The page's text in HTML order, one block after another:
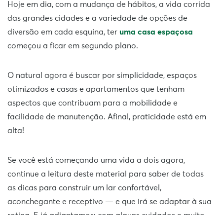
Hoje em dia, com a mudança de hábitos, a vida corrida
das grandes cidades e a variedade de opções de
diversão em cada esquina, ter uma casa espaçosa
começou a ficar em segundo plano.
O natural agora é buscar por simplicidade, espaços
otimizados e casas e apartamentos que tenham
aspectos que contribuam para a mobilidade e
facilidade de manutenção. Afinal, praticidade está em
alta!
Se você está começando uma vida a dois agora,
continue a leitura deste material para saber de todas
as dicas para construir um lar confortável,
aconchegante e receptivo — e que irá se adaptar à sua